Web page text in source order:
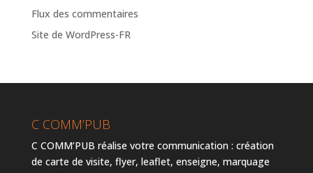
Flux des commentaires
Site de WordPress-FR
C COMM’PUB
C COMM’PUB réalise votre communication : création
de carte de visite, flyer, leaflet, enseigne, marquage